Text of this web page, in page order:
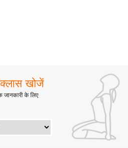
खोजें
जानकारी के लिए